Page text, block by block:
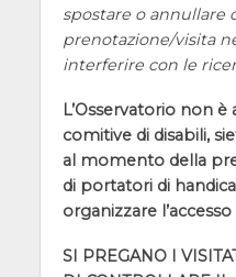
spostare o annullare
prenotazione/visita
interferire con le
L’Osservatorio non
comitive di disabili,
al momento della
di portatori di
organizzare
SI PREGANO I